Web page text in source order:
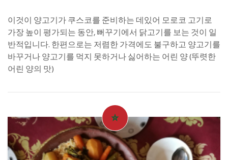
이것이 양고기가 쿠스코를 준비하는 데있어 모로코 고기로
가장 높이 평가되는 동안, 뻐꾸기에서 닭고기를 보는 것이 일
반적입니다. 한편으로는 저렴한 가격에도 불구하고 양고기를
바꾸거나 양고기를 먹지 못하거나 싫어하는 어린 양 (뚜렷한
어린 양의 맛)